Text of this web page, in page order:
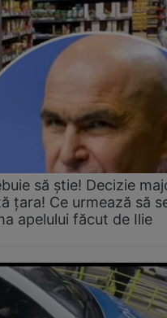
să știe! Decizie
țara! Ce urmează să
apelului făcut de Ilie